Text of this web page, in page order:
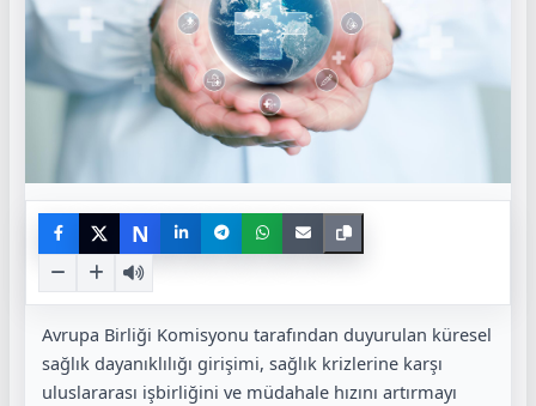
N
Avrupa Birliği Komisyonu tarafından duyurulan küresel
sağlık dayanıklılığı girişimi, sağlık krizlerine karşı
uluslararası işbirliğini ve müdahale hızını artırmayı